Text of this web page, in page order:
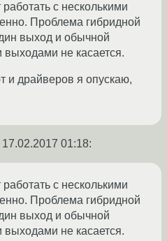
с несколькими
Проблема гибридной
выход и обычной
не касается.
и драйверов я опускаю,
17.02.2017 01:18:
с несколькими
Проблема гибридной
выход и обычной
не касается.